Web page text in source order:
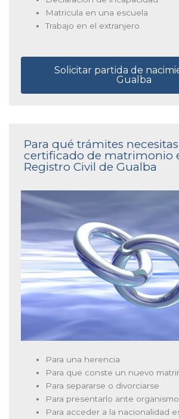
Matricula en una escuela
Trabajo en el extranjero
Solicitar partida de
Gualba
Para qué trámites
certificado de matrimonio
Registro Civil de Gualba
Para una herencia
Para que conste un nuevo
Para separarse o divorciarse
Para presentarlo ante
Para acceder a la nacionalidad